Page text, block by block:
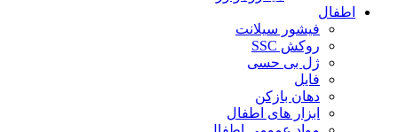
اطفال
فیشور سیلانت
روکش SSC
ژل بی حسی
فایل
دهان بازکن
ابزار های اطفال